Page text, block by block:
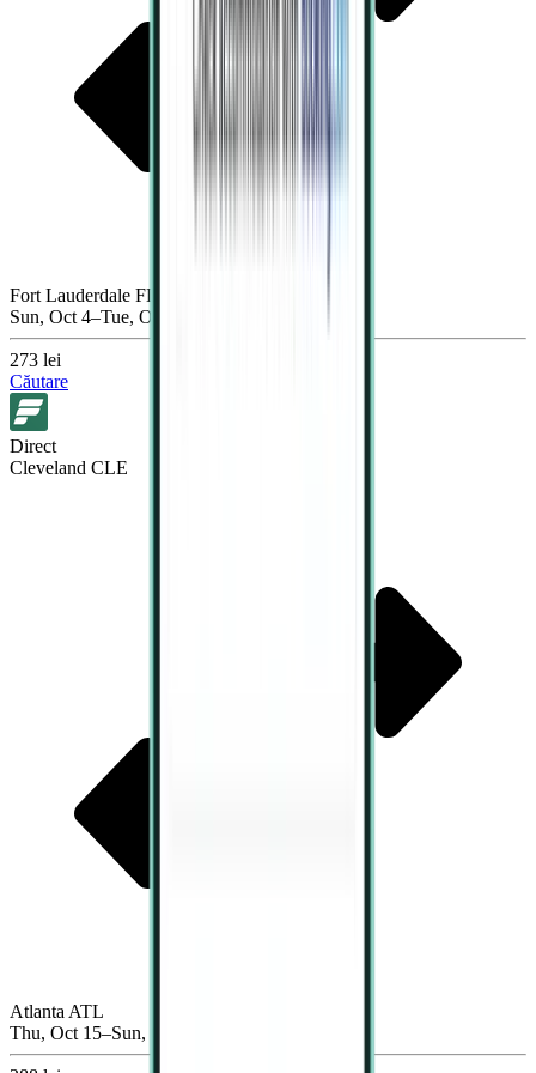
Fort Lauderdale FLL
Sun, Oct 4–Tue, Oct 6
273 lei
Căutare
Direct
Cleveland CLE
Atlanta ATL
Thu, Oct 15–Sun, Oct 18